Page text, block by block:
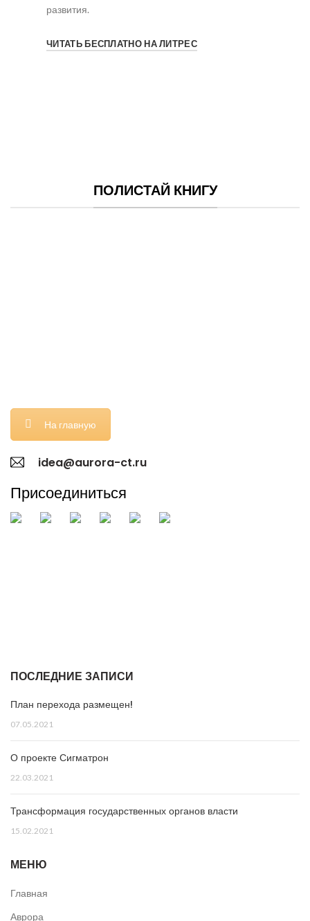
развития.
ЧИТАТЬ БЕСПЛАТНО НА ЛИТРЕС
ПОЛИСТАЙ КНИГУ
На главную
idea@aurora-ct.ru
Присоединиться
ПОСЛЕДНИЕ ЗАПИСИ
План перехода размещен!
07.05.2021
О проекте Сигматрон
22.03.2021
Трансформация государственных органов власти
15.02.2021
МЕНЮ
Главная
Аврора